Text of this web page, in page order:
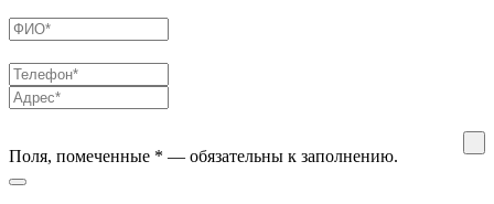
Поля, помеченные * — обязательны к заполнению.